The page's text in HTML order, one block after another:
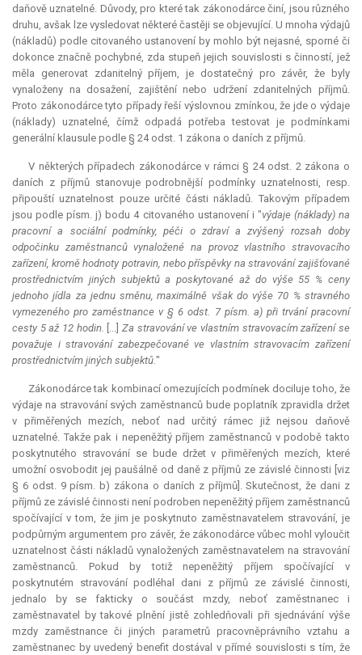
daňově uznatelné. Důvody, pro které tak zákonodárce činí, jsou různého
druhu, avšak lze vysledovat některé častěji se objevující. U mnoha výdajů
(nákladů) podle citovaného ustanovení by mohlo být nejasné, sporné či
dokonce značně pochybné, zda stupeň jejich souvislosti s činností, jež
měla generovatzdanitelný příjem, je dostatečný pro závěr, že byly
vynaloženy na dosažení, zajištění nebo udržení zdanitelných příjmů.
Proto zákonodárce tyto případy řeší výslovnou zmínkou, že jde o výdaje
(náklady) uznatelné, čímž odpadá potřeba testovat je podmínkami
generální klausule podle § 24 odst. 1 zákona o daních z příjmů.
V některých případech zákonodárce v rámci § 24 odst. 2 zákona o
daních z příjmů stanovuje podrobnější podmínky uznatelnosti, resp.
připouští uznatelnost pouze určité části nákladů. Takovým případem
jsou podle písm. j) bodu 4 citovaného ustanovení i "výdaje (náklady) na
pracovní a sociální podmínky, péči o zdraví a zvýšený rozsah doby
odpočinku zaměstnanců vynaložené na provoz vlastního stravovacího
zařízení, kromě hodnoty potravin, nebo příspěvky na stravování zajišťované
prostřednictvím jiných subjektů a poskytované až do výše 55 % ceny
jednoho jídla za jednu směnu, maximálně však do výše 70 % stravného
vymezeného pro zaměstnance v § 6 odst. 7 písm. a) při trvání pracovní
cesty 5 až 12 hodin. [...]Za stravování ve vlastním stravovacím zařízení se
považuje i stravování zabezpečované ve vlastním stravovacím zařízení
prostřednictvím jiných subjektů."
Zákonodárce tak kombinací omezujících podmínek dociluje toho, že
výdaje na stravování svých zaměstnanců bude poplatník zpravidla držet
v přiměřených mezích, neboť nad určitý rámec již nejsou daňově
uznatelné. Takže pak i nepeněžitý příjem zaměstnanců v podobě takto
poskytnutého stravování se bude držet v přiměřených mezích, které
umožní osvobodit jej paušálně od daně z příjmů ze závislé činnosti [viz
§ 6 odst. 9 písm. b) zákona o daních z příjmů]. Skutečnost, že dani z
příjmů ze závislé činnosti není podroben nepeněžitý příjem zaměstnanců
spočívající v tom, že jim je poskytnuto zaměstnavatelem stravování, je
podpůrným argumentem pro závěr, že zákonodárce vůbec mohl vyloučit
uznatelnost části nákladů vynaložených zaměstnavatelem na stravování
zaměstnanců. Pokud by totiž nepeněžitý příjem spočívající v
poskytnutém stravování podléhal dani z příjmů ze závislé činnosti,
jednalo by se fakticky o součást mzdy, neboť zaměstnanec i
zaměstnavatel by takové plnění jistě zohledňovali při sjednávání výše
mzdy zaměstnance či jiných parametrů pracovněprávního vztahu a
zaměstnanec by uvedený benefit dostával v přímé souvislosti s tím, že